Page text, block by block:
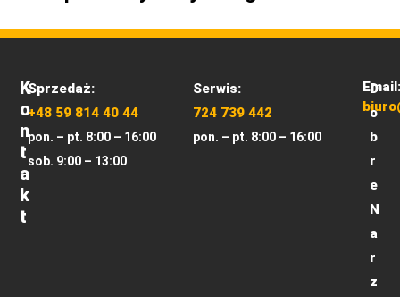
K
O
N
T
A
K
T
Sprzedaż:
+48 59 814 40 44
pon. – pt. 8:00 – 16:00
sob. 9:00 – 13:00
Serwis:
724 739 442
pon. – pt. 8:00 – 16:00
Email:
D
o
b
r
e
N
a
r
z